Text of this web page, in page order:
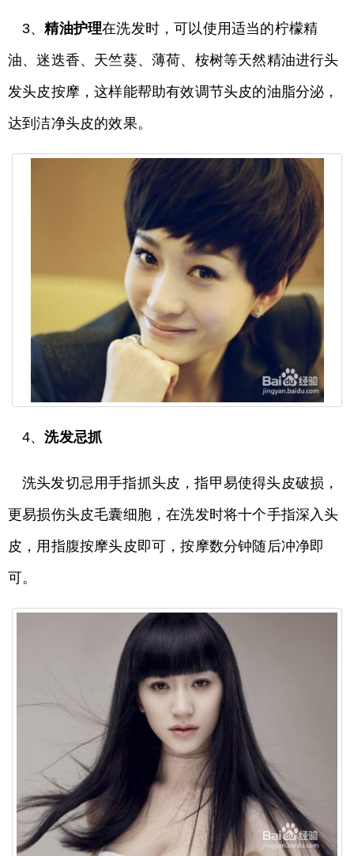
3、精油护理在洗发时，可以使用适当的柠檬精
油、迷迭香、天竺葵、薄荷、桉树等天然精油进行头
发头皮按摩，这样能帮助有效调节头皮的油脂分泌，
达到洁净头皮的效果。
4、洗发忌抓
洗头发切忌用手指抓头皮，指甲易使得头皮破损，
更易损伤头皮毛囊细胞，在洗发时将十个手指深入头
皮，用指腹按摩头皮即可，按摩数分钟随后冲净即
可。